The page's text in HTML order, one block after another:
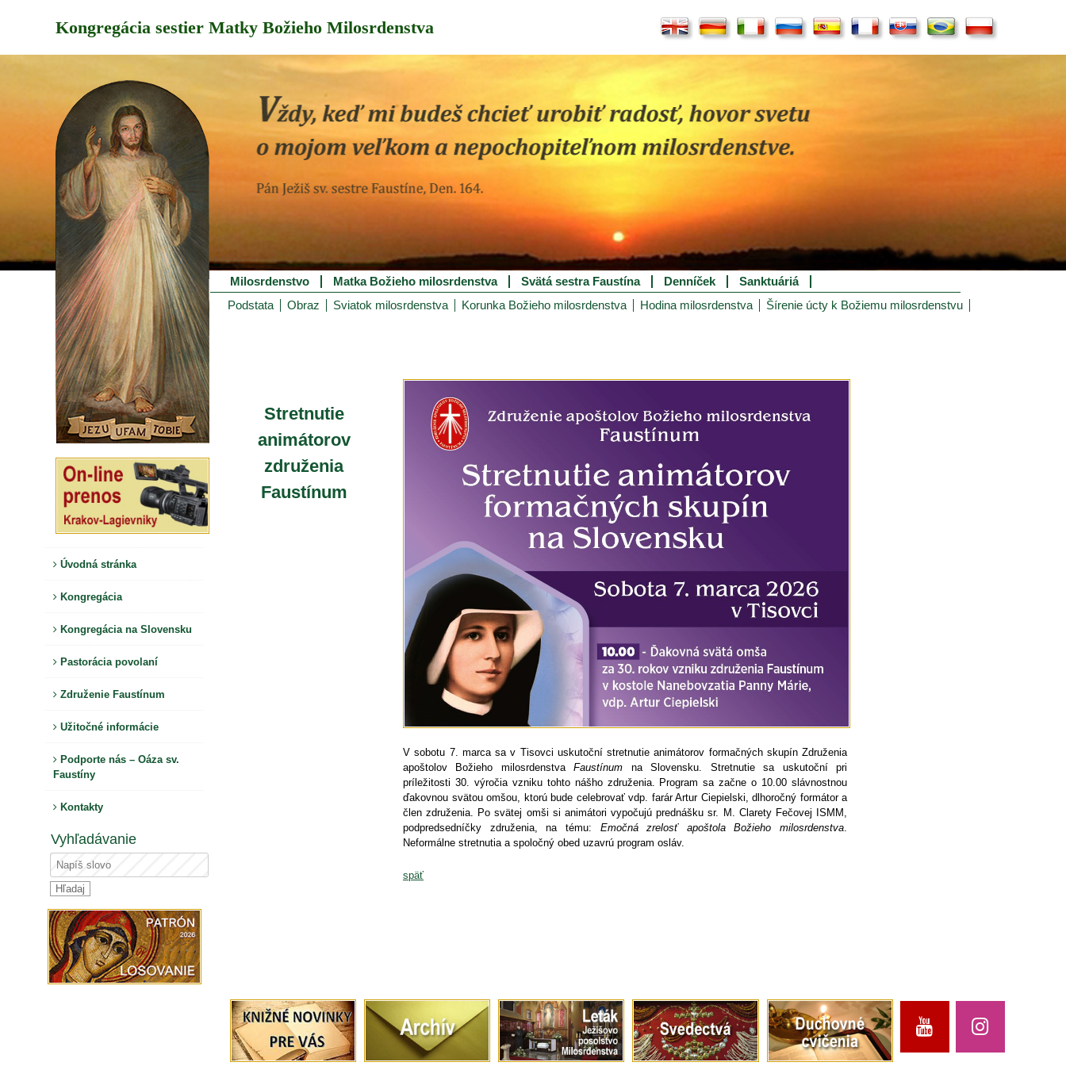
Kongregácia sestier Matky Božieho Milosrdenstva
Úvodná stránka
Kongregácia
Kongregácia na Slovensku
Pastorácia povolaní
Združenie Faustínum
Užitočné informácie
Podporte nás – Oáza sv.
Faustíny
Kontakty
Vyhľadávanie
Milosrdenstvo Matka Božieho milosrdenstva Svätá sestra Faustína Denníček
Sanktuáriá
Podstata
Obraz Sviatok milosrdenstva Korunka Božieho milosrdenstva Hodina milosrdenstva Šírenie úcty k Božiemu milosrdenstvu
Stretnutie
animátorov
združenia
Faustínum
V sobotu 7. marca sa v Tisovci uskutoční stretnutie animátorov formačných skupín Združenia
apoštolov Božieho milosrdenstvaFaustínum na Slovensku. Stretnutie sa uskutoční pri
príležitosti 30. výročia vzniku tohto nášho združenia. Program sa začne o 10.00 slávnostnou
ďakovnou svätou omšou, ktorú bude celebrovať vdp. farár Artur Ciepielski, dlhoročný formátor a
člen združenia. Po svätej omši si animátori vypočujú prednášku sr. M. Clarety Fečovej ISMM,
podpredsedníčky združenia, na tému: Emočná zrelosť apoštola Božieho milosrdenstva.
Neformálne stretnutia a spoločný obed uzavrú program osláv.
späť